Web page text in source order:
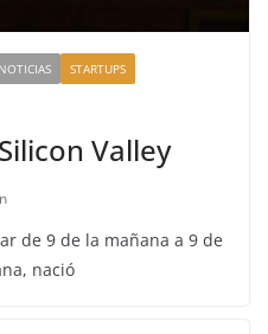
NOTICIAS
STARTUPS
Valley
de 9 de la mañana a 9 de
nació